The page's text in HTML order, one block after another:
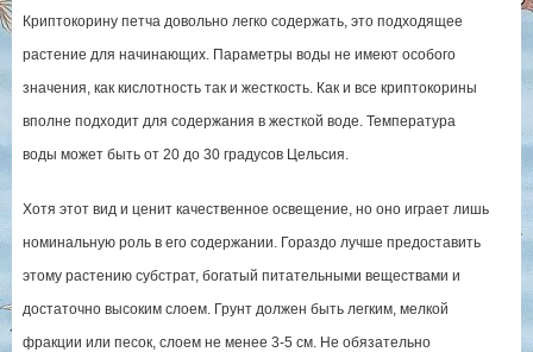
Криптокорину петча довольно легко содержать, это подходящее
растение для начинающих. Параметры воды не имеют особого
значения, как кислотность так и жесткость. Как и все криптокорины
вполне подходит для содержания в жесткой воде. Температура
воды может быть от 20 до 30 градусов Цельсия.
Хотя этот вид и ценит качественное освещение, но оно играет лишь
номинальную роль в его содержании. Гораздо лучше предоставить
этому растению субстрат, богатый питательными веществами и
достаточно высоким слоем. Грунт должен быть легким, мелкой
фракции или песок, слоем не менее 3-5 см. Не обязательно